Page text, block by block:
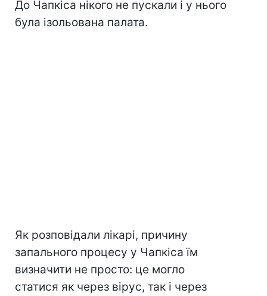
До Чапкіса нікого не пускали і у нього
була ізольована палата.
Як розповідали лікарі, причину
запального процесу у Чапкіса їм
визначити не просто: це могло
статися як через вірус, так і через